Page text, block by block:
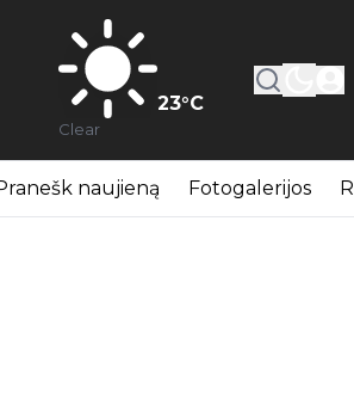
23°C
Clear
naujieną Fotogalerijos